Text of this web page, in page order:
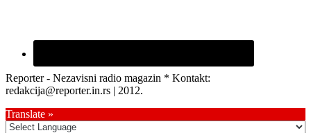
Reporter - Nezavisni radio magazin * Kontakt:
redakcija@reporter.in.rs | 2012.
Translate »